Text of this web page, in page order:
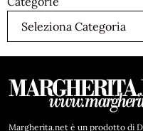
Margherita.net è un prodotto di